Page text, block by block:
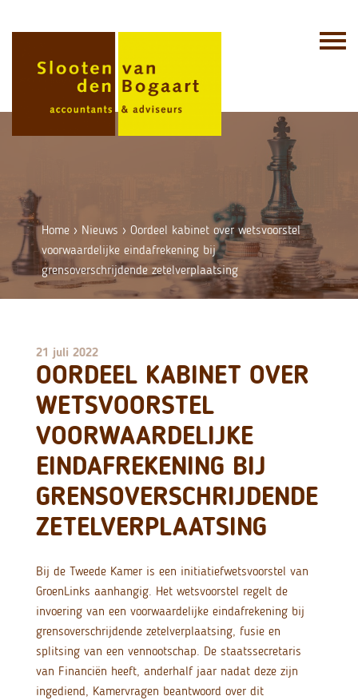
Home › Nieuws ›Oordeel kabinet over wetsvoorstel
voorwaardelijke eindafrekening bij
grensoverschrijdende zetelverplaatsing
21 juli 2022
OORDEEL KABINET OVER
WETSVOORSTEL
VOORWAARDELIJKE
EINDAFREKENING BIJ
GRENSOVERSCHRIJDENDE
ZETELVERPLAATSING
Bij de Tweede Kamer is een initiatiefwetsvoorstel van
GroenLinks aanhangig. Het wetsvoorstel regelt de
invoering van een voorwaardelijke eindafrekening bij
grensoverschrijdende zetelverplaatsing, fusie en
splitsing van een vennootschap. De staatssecretaris
van Financiën heeft, anderhalf jaar nadat deze zijn
ingediend, Kamervragen beantwoord over dit